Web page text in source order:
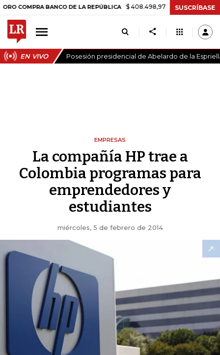
BANCO DE LA REPÚBLICA $ 408.498,97 +$ 8.753,81 +2,19%
SUSCRÍBASE
EN VIVO Posesión presidencial de Abelardo de la
EMPRESAS
La compañía HP trae a
Colombia programas para
emprendedores y
estudiantes
miércoles, 5 de febrero de 2014